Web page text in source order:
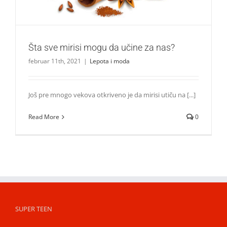
Šta sve mirisi mogu da učine za nas?
februar 11th, 2021 | Lepota i moda
Još pre mnogo vekova otkriveno je da mirisi utiču na [...]
Read More 0
SUPER TEEN